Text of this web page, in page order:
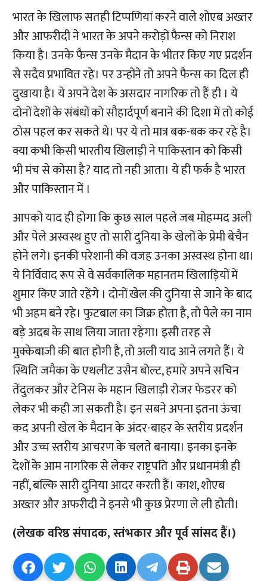
भारत के खिलाफ सतही टिप्पणियां करने वाले शोएब अख्तर
और आफरीदी ने भारत के अपने करोड़ों फैन्स को निराश
किया है। उनके फैन्स उनके मैदान के भीतर किए गए प्रदर्शन
से सदैव प्रभावित रहे। पर उन्होंने तो अपने फैन्स का दिल ही
दुखाया है। ये अपने देश के असदार नागरिक तो हैं ही । ये
दोनों देशों के संबंधों को सौहार्दपूर्ण बनाने की दिशा में तो कोई
ठोस पहल कर सकते थे। पर ये तो मात्र बक-बक कर रहे है।
क्या कभी किसी भारतीय खिलाड़ी ने पाकिस्तान को किसी
भी मंच से कोसा है? याद तो नही आता। ये ही फर्क है भारत
और पाकिस्तान में ।
आपको याद ही होगा कि कुछ साल पहले जब मोहम्मद अली
और पेले अस्वस्थ हुए तो सारी दुनिया के खेलों के प्रेमी बेचैन
होने लगे। इनकी परेशानी की वजह उनका अस्वस्थ होना था।
ये निर्विवाद रूप से वे सर्वकालिक महानतम खिलाड़ियों में
शुमार किए जाते रहेंगे । दोनों खेल की दुनिया से जाने के बाद
भी अहम बने रहे। फुटबाल का जिक्र होता है, तो पेले का नाम
बड़े अदब के साथ लिया जाता रहेगा। इसी तरह से
मुक्केबाजी की बात होगी है, तो अली याद आने लगते हैं। ये
स्थिति जमैका के एथलीट उसैन बोल्ट, हमारे अपने सचिन
तेंदुलकर और टेनिस के महान खिलाड़ी रोजर फेडरर को
लेकर भी कही जा सकती है। इन सबने अपना इतना ऊंचा
कद अपनी खेल के मैदान के अंदर-बाहर के स्तरीय प्रदर्शन
और उच्च स्तरीय आचरण के चलते बनाया। इनका इनके
देशों के आम नागरिक से लेकर राष्ट्रपति और प्रधानमंत्री ही
नहीं, बल्कि सारी दुनिया आदर करती हैं। काश, शोएब
अख्तर और अफरीदी ने इनसे भी कुछ प्रेरणा ले ली होती।
(लेखक वरिष्ठ संपादक, स्तंभकार और पूर्व सांसद हैं।)